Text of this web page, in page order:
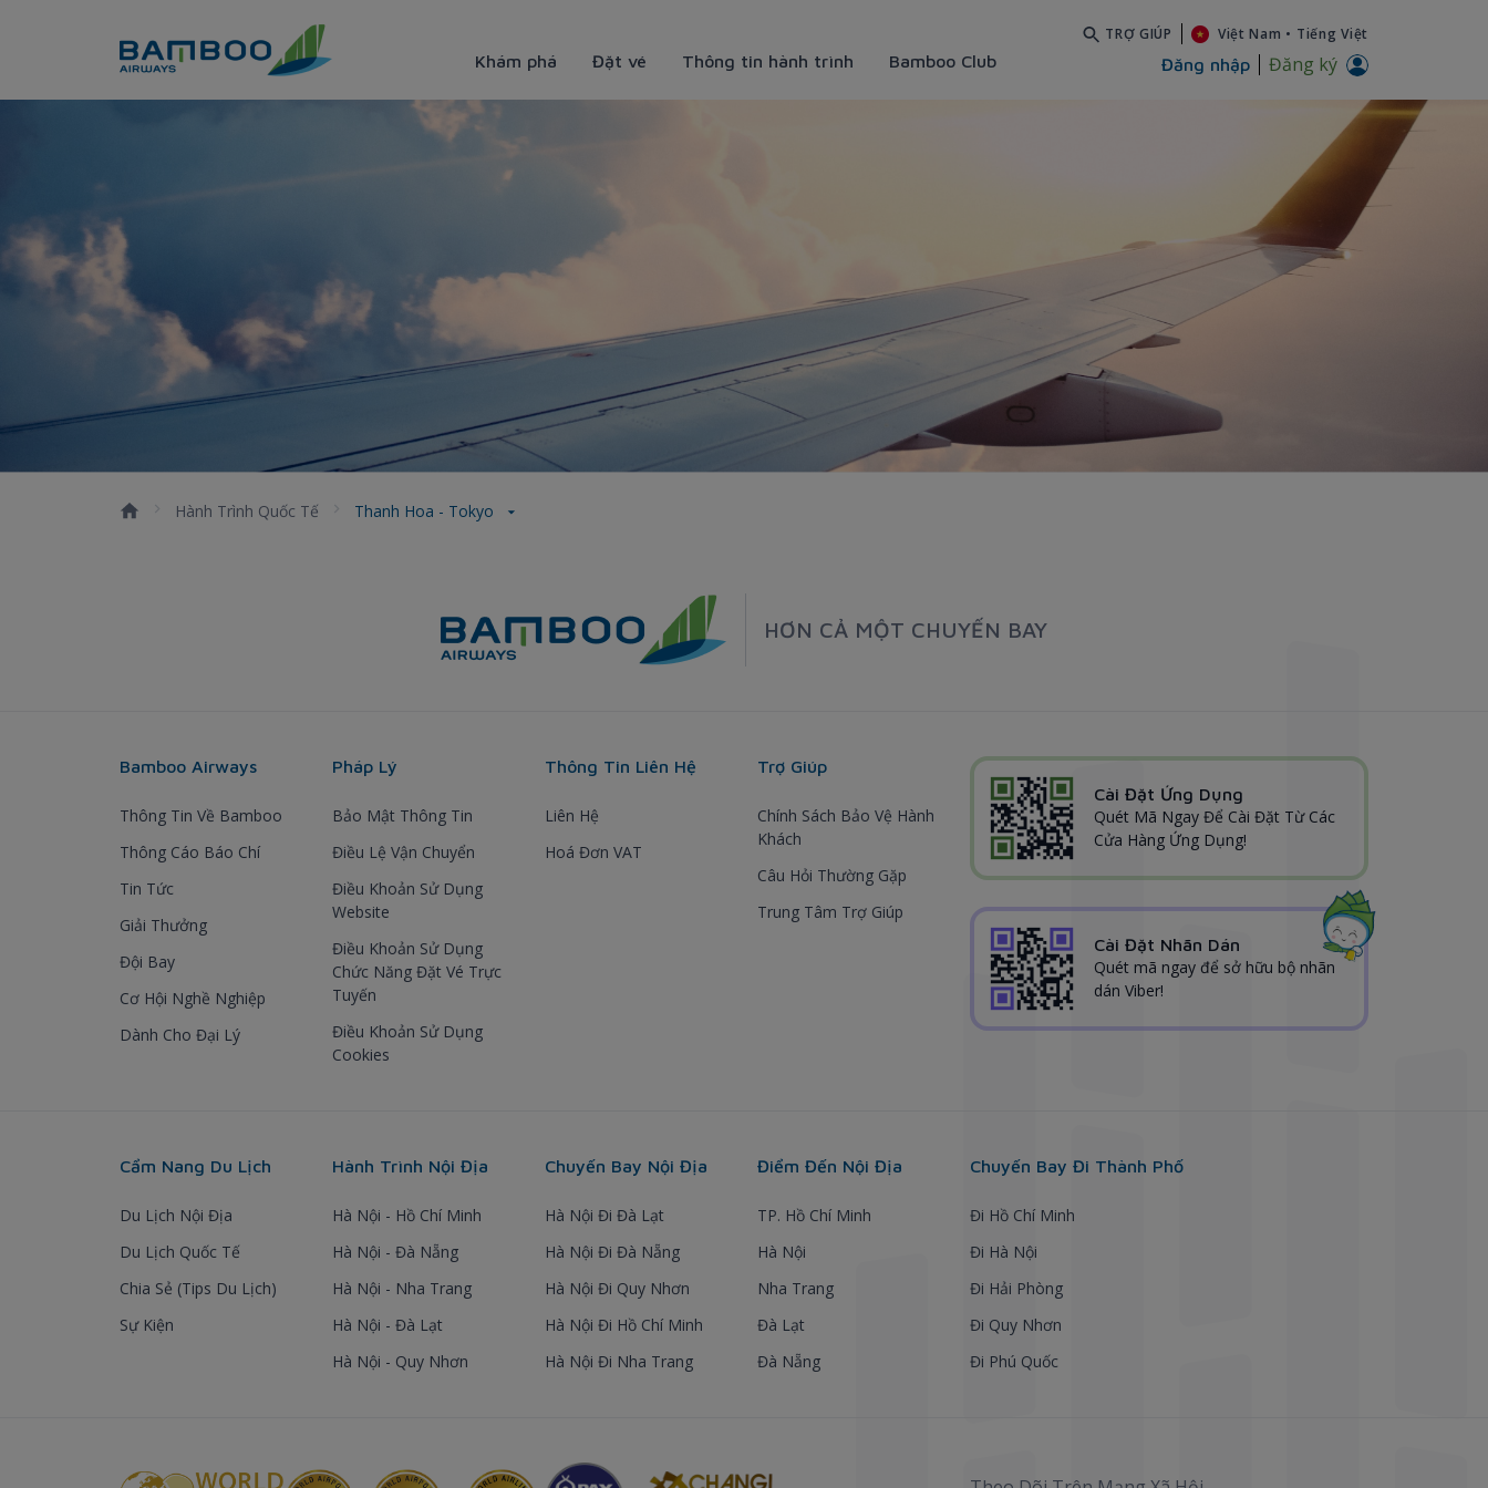
Khám phá Đặt vé Thông tin hành trình Bamboo Club
TRỢ GIÚP Việt Nam • Tiếng Việt
Đăng nhập Đăng ký
Hành Trình Quốc Tế Thanh Hoa - Tokyo
HƠN CẢ MỘT CHUYẾN BAY
Bamboo Airways
Thông Tin Về Bamboo
Thông Cáo Báo Chí
Tin Tức
Giải Thưởng
Đội Bay
Cơ Hội Nghề Nghiệp
Dành Cho Đại Lý
Pháp Lý
Bảo Mật Thông Tin
Điều Lệ Vận Chuyển
Điều Khoản Sử Dụng
Website
Điều Khoản Sử Dụng
Chức Năng Đặt Vé Trực
Tuyến
Điều Khoản Sử Dụng
Cookies
Thông Tin Liên Hệ
Liên Hệ
Hoá Đơn VAT
Trợ Giúp
Chính Sách Bảo Vệ Hành
Khách
Câu Hỏi Thường Gặp
Trung Tâm Trợ Giúp
Cài Đặt Ứng Dụng
Quét Mã Ngay Để Cài Đặt Từ Các
Cửa Hàng Ứng Dụng!
Cài Đặt Nhãn Dán
Quét mã ngay để sở hữu bộ nhãn
dán Viber!
Cẩm Nang Du Lịch
Du Lịch Nội Địa
Du Lịch Quốc Tế
Chia Sẻ (Tips Du Lịch)
Sự Kiện
Hành Trình Nội Địa
Hà Nội - Hồ Chí Minh
Hà Nội - Đà Nẵng
Hà Nội - Nha Trang
Hà Nội - Đà Lạt
Hà Nội - Quy Nhơn
Chuyến Bay Nội Địa
Hà Nội Đi Đà Lạt
Hà Nội Đi Đà Nẵng
Hà Nội Đi Quy Nhơn
Hà Nội Đi Hồ Chí Minh
Hà Nội Đi Nha Trang
Điểm Đến Nội Địa
TP. Hồ Chí Minh
Hà Nội
Nha Trang
Đà Lạt
Đà Nẵng
Chuyến Bay Đi Thành Phố
Đi Hồ Chí Minh
Đi Hà Nội
Đi Hải Phòng
Đi Quy Nhơn
Đi Phú Quốc